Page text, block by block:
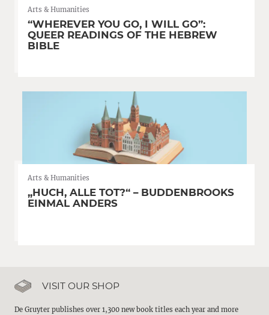
Arts & Humanities
“WHEREVER YOU GO, I WILL GO”:
QUEER READINGS OF THE HEBREW
BIBLE
Arts & Humanities
„HUCH, ALLE TOT?“ – BUDDENBROOKS
EINMAL ANDERS
VISIT OUR SHOP
De Gruyter publishes over 1,300 new book titles each year and more